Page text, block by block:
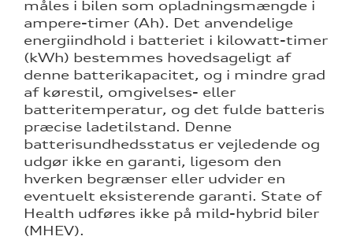
måles i bilen som opladningsmængde i
ampere-timer (Ah). Det anvendelige
energiindhold i batteriet i kilowatt-timer
(kWh) bestemmes hovedsageligt af
denne batterikapacitet, og i mindre grad
af kørestil, omgivelses- eller
batteritemperatur, og det fulde batteris
præcise ladetilstand. Denne
batterisundhedsstatus er vejledende og
udgør ikke en garanti, ligesom den
hverken begrænser eller udvider en
eventuelt eksisterende garanti. State of
Health udføres ikke på mild-hybrid biler
(MHEV).